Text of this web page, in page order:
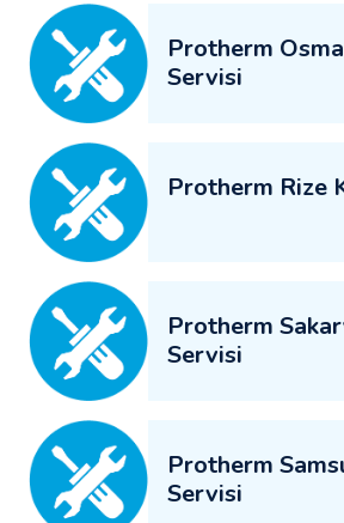
Protherm
Servisi
Protherm Rize
Protherm
Servisi
Protherm
Servisi